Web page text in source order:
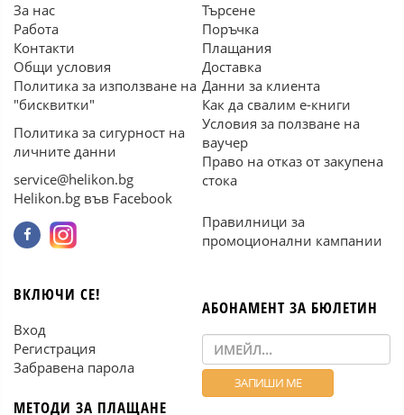
За нас
Работа
Контакти
Общи условия
Политика за използване на
"бисквитки"
Политика за сигурност на
личните данни
service@helikon.bg
Helikon.bg във Facebook
Търсене
Поръчка
Плащания
Доставка
Данни за клиента
Как да свалим е-книги
Условия за ползване на
ваучер
Право на отказ от закупена
стока
Правилници за
промоционални кампании
ВКЛЮЧИ СЕ!
Вход
Регистрация
Забравена парола
МЕТОДИ ЗА ПЛАЩАНЕ
АБОНАМЕНТ ЗА БЮЛЕТИН